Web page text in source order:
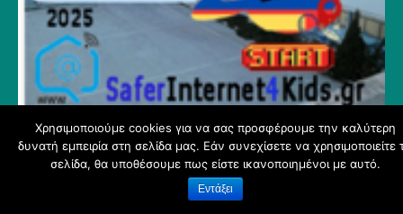
ΑΣΦΑΛΕΣ ΔΙΑΔΙΚΤΥΟ:ΠΑΝΕΛΛΗΝΙΟΣ
ΜΑΘΗΤΙΚΟΣ ΔΙΑΓΩΝΙΣΜΟΣ-
ΣΥΜΜΕΤΟΧΗ 2ου ΓΕ.Λ. ΙΛΙΟΥ
(ΚΑΤΣΑΡΟΥ ΚΥΡΙΑΚΗ)
Χρησιμοποιούμε cookies για να σας προσφέρουμε την καλύτερη
δυνατή εμπειρία στη σελίδα μας. Εάν συνεχίσετε να χρησιμοποιείτε
σελίδα, θα υποθέσουμε πως είστε ικανοποιημένοι με αυτό.
Εντάξει